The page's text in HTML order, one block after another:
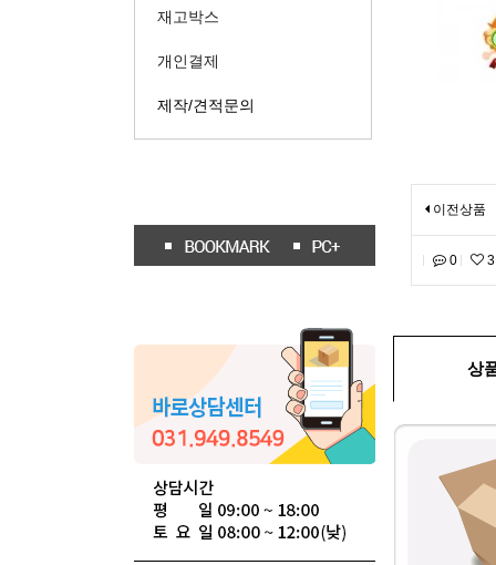
재고박스
개인결제
제작/견적문의
이전상품
0 3
상